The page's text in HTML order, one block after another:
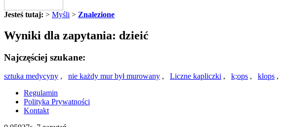
Jesteś tutaj: > Myśli > Znalezione
Wyniki dla zapytania: dzieić
Najczęściej szukane:
sztuka medycyny , nie każdy mur był murowany , Liczne kapliczki , k;ops , klops ,
Regulamin
Polityka Prywatności
Kontakt